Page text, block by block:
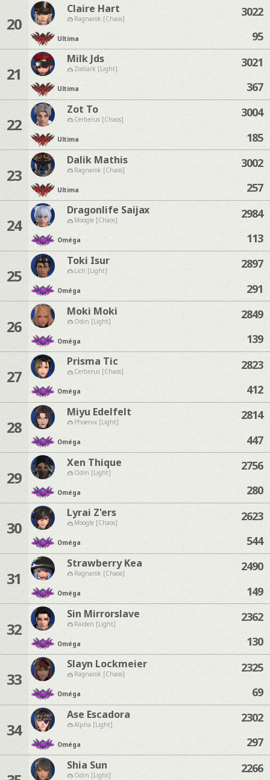
20
Claire Hart
Ragnarok [Chaos]
Ultima
3022
95
21
Milk Jds
Zodiark [Light]
Ultima
3021
367
22
Zot To
Cerberus [Chaos]
Ultima
3004
185
23
Dalik Mathis
Ragnarok [Chaos]
Ultima
3002
257
24
Dragonlife Saijax
Moogle [Chaos]
Oméga
2984
113
25
Toki Isur
Lich [Light]
Oméga
2897
291
26
Moki Moki
Odin [Light]
Oméga
2849
139
27
Prisma Tic
Cerberus [Chaos]
Oméga
2823
412
28
Miyu Edelfelt
Phoenix [Light]
Oméga
2814
447
29
Xen Thique
Odin [Light]
Oméga
2756
280
30
Lyrai Z'ers
Moogle [Chaos]
Oméga
2623
544
31
Strawberry Kea
Ragnarok [Chaos]
Oméga
2490
149
32
Sin Mirrorslave
Raiden [Light]
Oméga
2362
130
33
Slayn Lockmeier
Ragnarok [Chaos]
Oméga
2325
69
34
Ase Escadora
Alpha [Light]
Oméga
2302
297
Shia Sun
Odin [Light] 2266